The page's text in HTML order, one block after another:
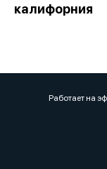
калифорния
Работает на